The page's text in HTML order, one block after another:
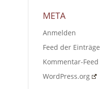
META
Anmelden
Feed der Einträge
Kommentar-Feed
WordPress.org